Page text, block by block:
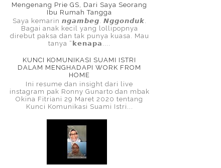
Mengenang Prie GS, Dari Saya Seorang
Ibu Rumah Tangga
Saya kemarin 𝙣𝙜𝙖𝙢𝙗𝙚𝙜. 𝙉𝙜𝙜𝙤𝙣𝙙𝙪𝙠.
Bagai anak kecil yang lollipopnya
direbut paksa dan tak punya kuasa. Mau
tanya “𝗸𝗲𝗻𝗮𝗽𝗮....
KUNCI KOMUNIKASI SUAMI ISTRI
DALAM MENGHADAPI WORK FROM
HOME
Ini resume dan insight dari live
instagram pak Ronny Gunarto dan mbak
Okina Fitriani 29 Maret 2020 tentang
Kunci Komunikasi Suami Istri...